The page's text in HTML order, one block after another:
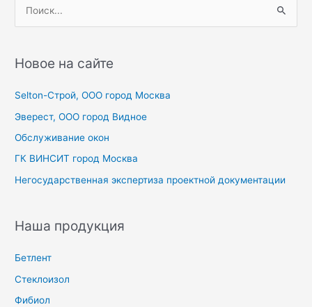
с
:
Новое на сайте
Selton-Строй, OOO город Москва
Эверест, ООО город Видное
Обслуживание окон
ГК ВИНСИТ город Москва
Негосударственная экспертиза проектной документации
Наша продукция
Бетлент
Стеклоизол
Фибиол